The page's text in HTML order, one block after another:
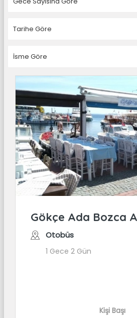
Gökçe Ada Bozca
Otobüs
1 Gece 2 Gün
Kişi Başı